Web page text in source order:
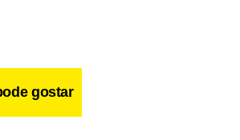
gostar